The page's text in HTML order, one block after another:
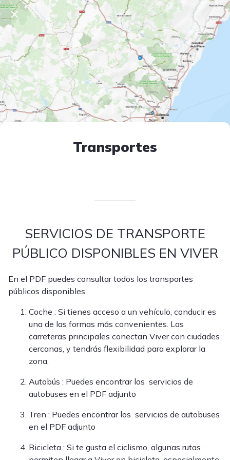
Transportes
SERVICIOS DE TRANSPORTE
PÚBLICO DISPONIBLES EN VIVER
En el PDF puedes consultar todos los transportes
públicos disponibles.
Coche : Si tienes acceso a un vehículo, conducir es
una de las formas más convenientes. Las
carreteras principales conectan Viver con ciudades
cercanas, y tendrás flexibilidad para explorar la
zona.
Autobús : Puedes encontrar los servicios de
autobuses en el PDF adjunto
Tren : Puedes encontrar los servicios de autobuses
en el PDF adjunto
Bicicleta : Si te gusta el ciclismo, algunas rutas